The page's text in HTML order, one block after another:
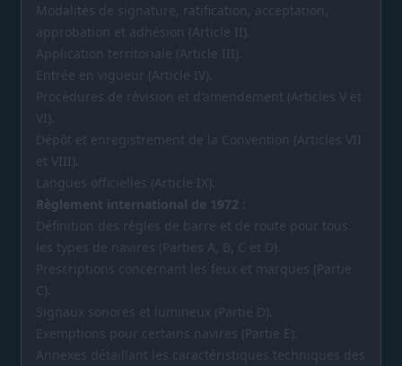
Modalités de signature, ratification, acceptation,
approbation et adhésion (Article II).
Application territoriale (Article III).
Entrée en vigueur (Article IV).
Procédures de révision et d'amendement (Articles V et
VI).
Dépôt et enregistrement de la Convention (Articles VII
et VIII).
Langues officielles (Article IX).
Règlement international de 1972 :
Définition des règles de barre et de route pour tous
les types de navires (Parties A, B, C et D).
Prescriptions concernant les feux et marques (Partie
C).
Signaux sonores et lumineux (Partie D).
Exemptions pour certains navires (Partie E).
Annexes détaillant les caractéristiques techniques des